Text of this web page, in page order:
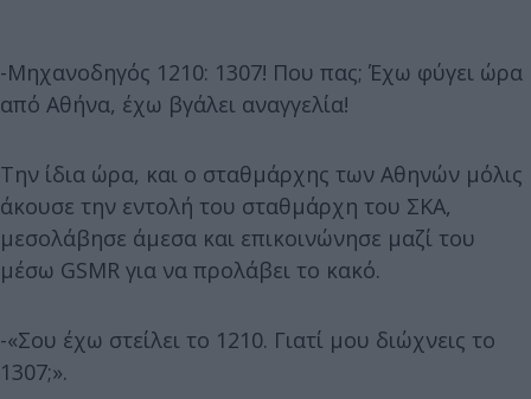
-Μηχανοδηγός 1210: 1307! Που πας; Έχω φύγει ώρα
από Αθήνα, έχω βγάλει αναγγελία!
Την ίδια ώρα, και ο σταθμάρχης των Αθηνών μόλις
άκουσε την εντολή του σταθμάρχη του ΣΚΑ,
μεσολάβησε άμεσα και επικοινώνησε μαζί του
μέσω GSMR για να προλάβει το κακό.
-«Σου έχω στείλει το 1210. Γιατί μου διώχνεις το
1307;».